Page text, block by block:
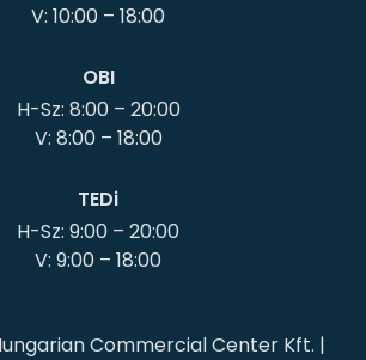
OBI
H-Sz: 8:00 – 20:00
V: 8:00 – 18:00
TEDi
H-Sz: 9:00 – 20:00
Commercial Center Kft. |